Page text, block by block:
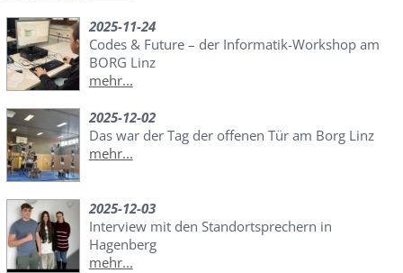
2025-11-24
Codes & Future – der Informatik-Workshop am
BORG Linz
mehr...
2025-12-02
Das war der Tag der offenen Tür am Borg Linz
mehr...
2025-12-03
Interview mit den Standortsprechern in
Hagenberg
mehr...